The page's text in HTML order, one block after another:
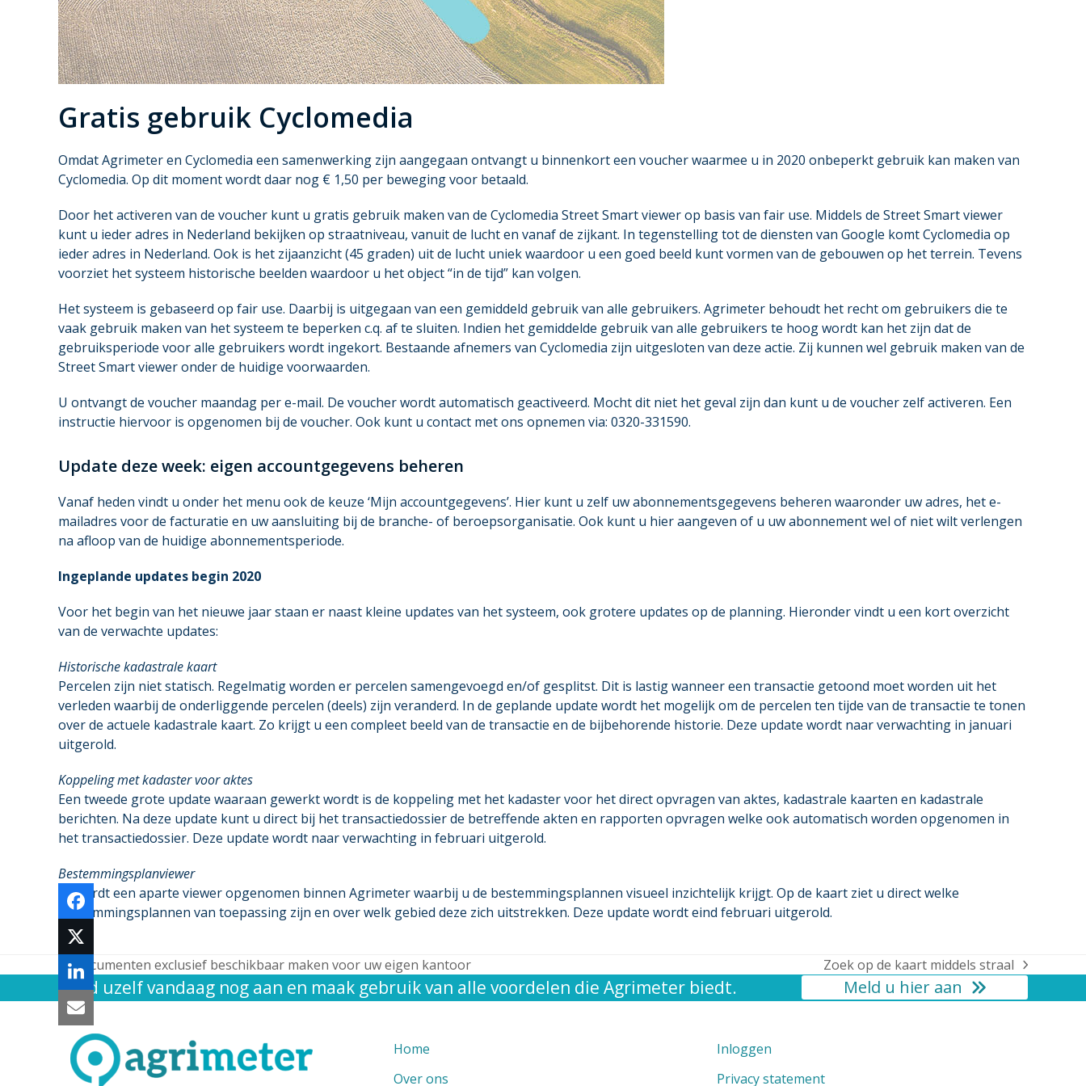
Gratis gebruik Cyclomedia
Omdat Agrimeter en Cyclomedia een samenwerking zijn aangegaan ontvangt u binnenkort een voucher waarmee u in 2020 onbeperkt gebruik kan maken van
Cyclomedia. Op dit moment wordt daar nog € 1,50 per beweging voor betaald.
Door het activeren van de voucher kunt u gratis gebruik maken van de Cyclomedia Street Smart viewer op basis van fair use. Middels de Street Smart viewer
kunt u ieder adres in Nederland bekijken op straatniveau, vanuit de lucht en vanaf de zijkant. In tegenstelling tot de diensten van Google komt Cyclomedia op
ieder adres in Nederland. Ook is het zijaanzicht (45 graden) uit de lucht uniek waardoor u een goed beeld kunt vormen van de gebouwen op het terrein. Tevens
voorziet het systeem historische beelden waardoor u het object “in de tijd” kan volgen.
Het systeem is gebaseerd op fair use. Daarbij is uitgegaan van een gemiddeld gebruik van alle gebruikers. Agrimeter behoudt het recht om gebruikers die te
vaak gebruik maken van het systeem te beperken c.q. af te sluiten. Indien het gemiddelde gebruik van alle gebruikers te hoog wordt kan het zijn dat de
gebruiksperiode voor alle gebruikers wordt ingekort. Bestaande afnemers van Cyclomedia zijn uitgesloten van deze actie. Zij kunnen wel gebruik maken van de
Street Smart viewer onder de huidige voorwaarden.
U ontvangt de voucher maandag per e-mail. De voucher wordt automatisch geactiveerd. Mocht dit niet het geval zijn dan kunt u de voucher zelf activeren. Een
instructie hiervoor is opgenomen bij de voucher. Ook kunt u contact met ons opnemen via: 0320-331590.
Update deze week: eigen accountgegevens beheren
Vanaf heden vindt u onder het menu ook de keuze ‘Mijn accountgegevens’. Hier kunt u zelf uw abonnementsgegevens beheren waaronder uw adres, het e-
mailadres voor de facturatie en uw aansluiting bij de branche- of beroepsorganisatie. Ook kunt u hier aangeven of u uw abonnement wel of niet wilt verlengen
na afloop van de huidige abonnementsperiode.
Ingeplande updates begin 2020
Voor het begin van het nieuwe jaar staan er naast kleine updates van het systeem, ook grotere updates op de planning. Hieronder vindt u een kort overzicht
van de verwachte updates:
Historische kadastrale kaart
Percelen zijn niet statisch. Regelmatig worden er percelen samengevoegd en/of gesplitst. Dit is lastig wanneer een transactie getoond moet worden uit het
verleden waarbij de onderliggende percelen (deels) zijn veranderd. In de geplande update wordt het mogelijk om de percelen ten tijde van de transactie te tonen
over de actuele kadastrale kaart. Zo krijgt u een compleet beeld van de transactie en de bijbehorende historie. Deze update wordt naar verwachting in januari
uitgerold.
Koppeling met kadaster voor aktes
Een tweede grote update waaraan gewerkt wordt is de koppeling met het kadaster voor het direct opvragen van aktes, kadastrale kaarten en kadastrale
berichten. Na deze update kunt u direct bij het transactiedossier de betreffende akten en rapporten opvragen welke ook automatisch worden opgenomen in
het transactiedossier. Deze update wordt naar verwachting in februari uitgerold.
Bestemmingsplanviewer
Er wordt een aparte viewer opgenomen binnen Agrimeter waarbij u de bestemmingsplannen visueel inzichtelijk krijgt. Op de kaart ziet u direct welke
bestemmingsplannen van toepassing zijn en over welk gebied deze zich uitstrekken. Deze update wordt eind februari uitgerold.
previous
post:
Documenten exclusief beschikbaar maken voor uw eigen kantoor
next
post:
Zoek op de kaart middels straal
Meld uzelf vandaag nog aan en maak gebruik van alle voordelen die Agrimeter biedt. Meld u hier aan
Home
Over ons
Inloggen
Privacy statement